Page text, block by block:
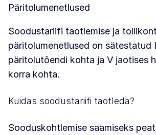
Päritolumenetlused
Soodustariifi taotlemise ja
päritolumenetlused on sätestatud
päritolutõendi kohta ja V jaotises
korra kohta.
Kuidas soodustariifi taotleda?
Sooduskohtlemise saamiseks